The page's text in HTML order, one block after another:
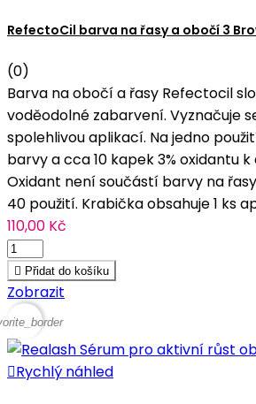
RefectoCil barva na řasy a obočí 3
(0)
Barva na obočí a řasy Refectocil
voděodolné zabarvení. Vyznačuje
spolehlivou aplikací. Na jedno
barvy a cca 10 kapek 3% oxidantu
Oxidant není součástí barvy na
40 použití. Krabička obsahuje 1 ks
110,00 Kč
 Přidat do košíku
Zobrazit
Rychlý náhled